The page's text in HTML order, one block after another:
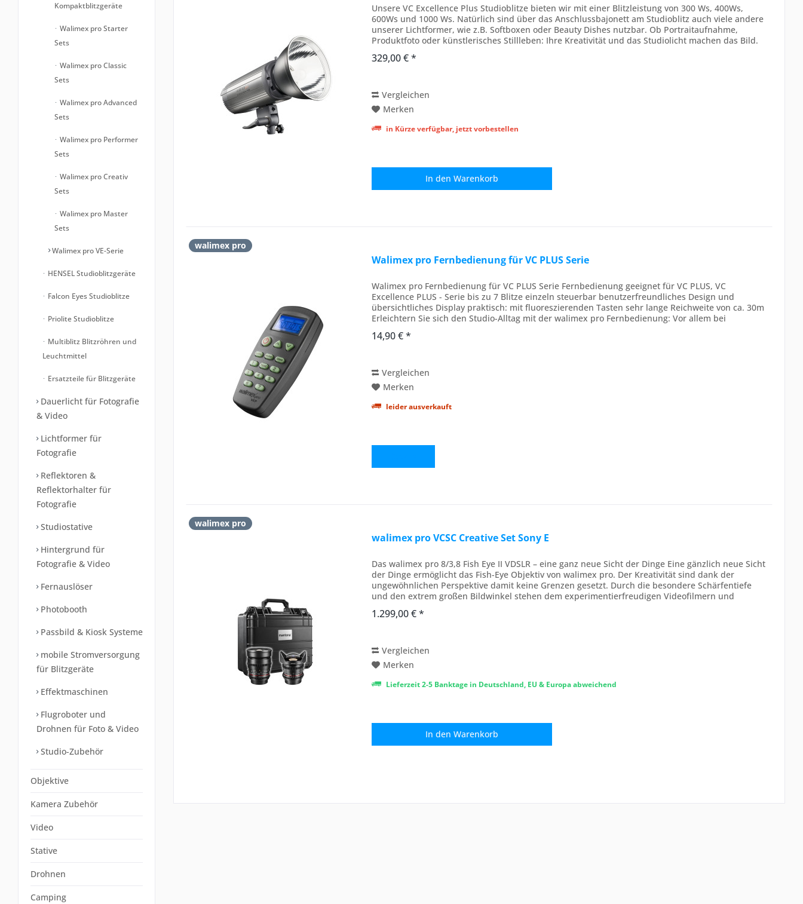
Kompaktblitzgeräte
Walimex pro Starter
Sets
Walimex pro Classic
Sets
Walimex pro Advanced
Sets
Walimex pro Performer
Sets
Walimex pro Creativ
Sets
Walimex pro Master
Sets
Walimex pro VE-Serie
HENSEL Studioblitzgeräte
Falcon Eyes Studioblitze
Priolite Studioblitze
Multiblitz Blitzröhren und
Leuchtmittel
Ersatzteile für Blitzgeräte
Dauerlicht für Fotografie
& Video
Lichtformer für
Fotografie
Reflektoren &
Reflektorhalter für
Fotografie
Studiostative
Hintergrund für
Fotografie & Video
Fernauslöser
Photobooth
Passbild & Kiosk Systeme
mobile Stromversorgung
für Blitzgeräte
Effektmaschinen
Flugroboter und
Drohnen für Foto & Video
Studio-Zubehör
Objektive
Kamera Zubehör
Video
Stative
Drohnen
Camping
Unsere VC Excellence Plus Studioblitze bieten wir mit einer Blitzleistung von 300 Ws, 400Ws,
600Ws und 1000 Ws. Natürlich sind über das Anschlussbajonett am Studioblitz auch viele andere
unserer Lichtformer, wie z.B. Softboxen oder Beauty Dishes nutzbar. Ob Portraitaufnahme,
Produktfoto oder künstlerisches Stillleben: Ihre Kreativität und das Studiolicht machen das Bild.
329,00 € *
Vergleichen
Merken
in Kürze verfügbar, jetzt vorbestellen
In den Warenkorb
walimex pro
Walimex pro Fernbedienung für VC PLUS Serie
Walimex pro Fernbedienung für VC PLUS Serie Fernbedienung geeignet für VC PLUS, VC
Excellence PLUS - Serie bis zu 7 Blitze einzeln steuerbar benutzerfreundliches Design und
übersichtliches Display praktisch: mit fluoreszierenden Tasten sehr lange Reichweite von ca. 30m
Erleichtern Sie sich den Studio-Alltag mit der walimex pro Fernbedienung: Vor allem bei
14,90 € *
Vergleichen
Merken
leider ausverkauft
walimex pro
walimex pro VCSC Creative Set Sony E
Das walimex pro 8/3,8 Fish Eye II VDSLR – eine ganz neue Sicht der Dinge Eine gänzlich neue Sicht
der Dinge ermöglicht das Fish-Eye Objektiv von walimex pro. Der Kreativität sind dank der
ungewöhnlichen Perspektive damit keine Grenzen gesetzt. Durch die besondere Schärfentiefe
und den extrem großen Bildwinkel stehen dem experimentierfreudigen Videofilmern und
1.299,00 € *
Vergleichen
Merken
Lieferzeit 2-5 Banktage in Deutschland, EU & Europa abweichend
In den Warenkorb